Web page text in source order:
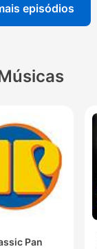
episódios
Pan